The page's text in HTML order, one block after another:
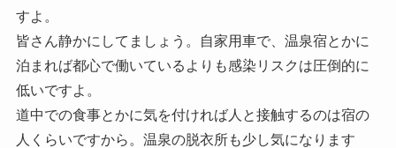
すよ。
皆さん静かにしてましょう。自家用車で、温泉宿とかに
泊まれば都心で働いているよりも感染リスクは圧倒的に
低いですよ。
道中での食事とかに気を付ければ人と接触するのは宿の
人くらいですから。温泉の脱衣所も少し気になります